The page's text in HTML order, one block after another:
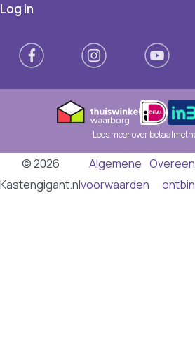
Log in
Lees meer over
© 2026
Kastengigant.nl
Algemene
voorwaarden